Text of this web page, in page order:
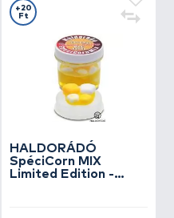
HALDORÁDÓ
SpéciCorn MIX
Limited Edition -
+20
Ft